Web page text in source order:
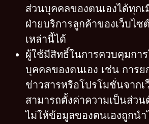
ส่วนบุคคลของตนเองได้ทุก
ฝ่ายบริการลูกค้าของเว็บไซ
เหล่านี้ได้
ผู้ใช้มีสิทธิ์ในการควบคุมกา
บุคคลของตนเอง เช่น การย
ข่าวสารหรือโปรโมชั่นจากเ
สามารถตั้งค่าความเป็นส่วน
ไม่ให้ข้อมูลของตนเองถูกนำ